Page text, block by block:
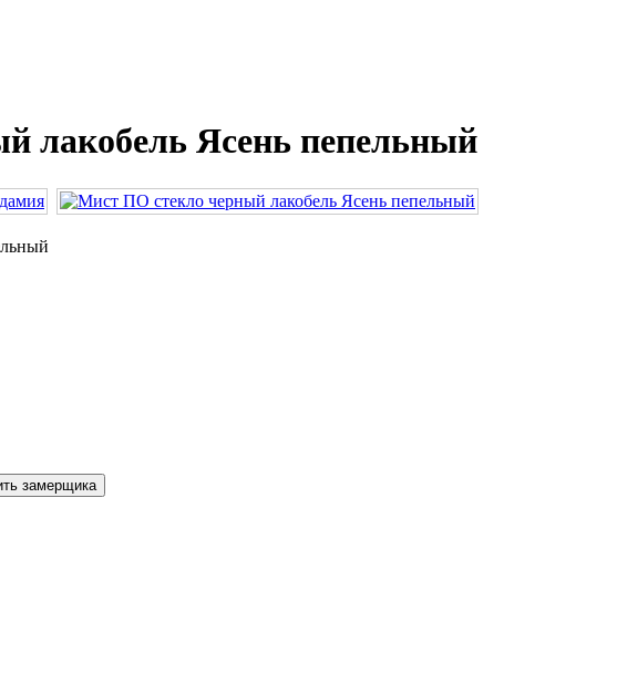
лакобель Ясень пепельный
замерщика